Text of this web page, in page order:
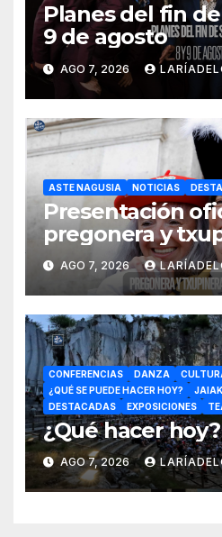
Planes del fin
9 de agosto
AGO 7, 2026
ASTE NAGUSIA NOTICIAS
Presentación
pregonera y
Aste Nagusia
AGO 7, 2026
CONFERENCIAS DANZA
¿QUÉ SE PUEDE HACER HOY?
JAIAK
DESTACADAS
EXPOSICIONES
¿Qué hacer
AGO 7, 2026